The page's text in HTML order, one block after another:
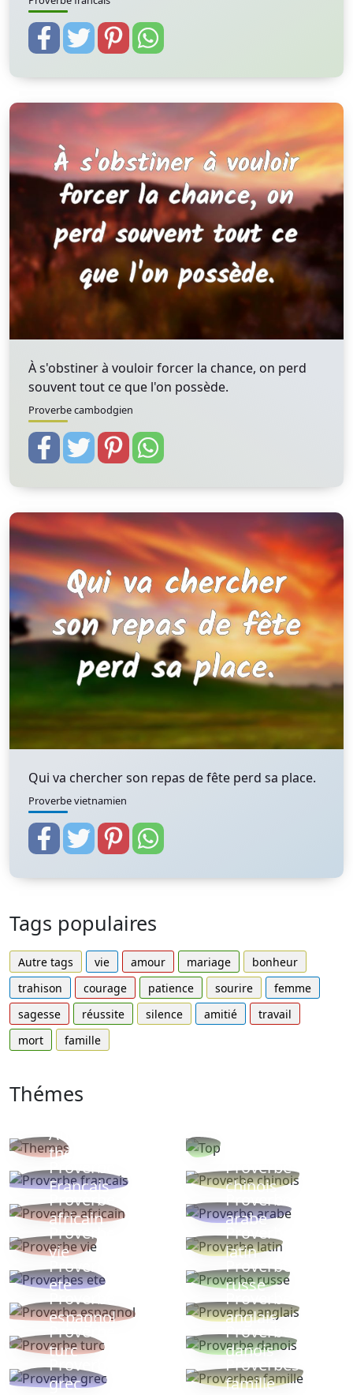
À s'obstiner à vouloir forcer la chance, on perd
souvent tout ce que l'on possède.
Proverbe cambodgien
Qui va chercher son repas de fête perd sa place.
Proverbe vietnamien
Tags populaires
Autre tags vie amour mariage
bonheur
trahison
courage patience sourire
femme
sagesse
réussite silence amitié
travail
mort
famille
Thémes
Autres
thèmes
Proverbe
Français
Proverbe
chinois
Proverbe
africain
Proverbe
arabe
Proverbe
vie
Proverbe
latin
Proverbes
ete
Proverbe
russe
Proverbe
espagnol
Proverbe
anglais
Proverbe
turc
Proverbe
danois
Proverbe
grec
Proverbes
famille